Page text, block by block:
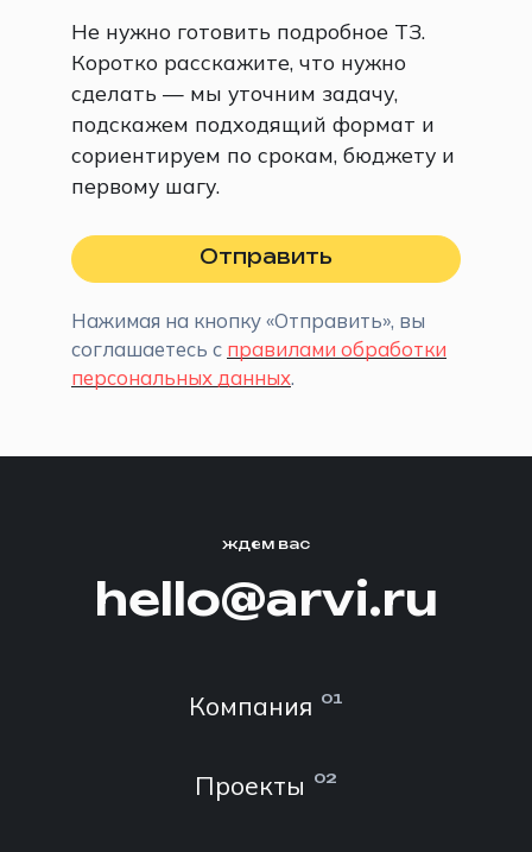
Не нужно готовить подробное ТЗ.
Коротко расскажите, что нужно
сделать — мы уточним задачу,
подскажем подходящий формат и
сориентируем по срокам, бюджету и
первому шагу.
Отправить
Нажимая на кнопку «Отправить», вы
соглашаетесь с правилами обработки
персональных данных.
ждем вас
hello@arvi.ru
Компания 01
Проекты 02